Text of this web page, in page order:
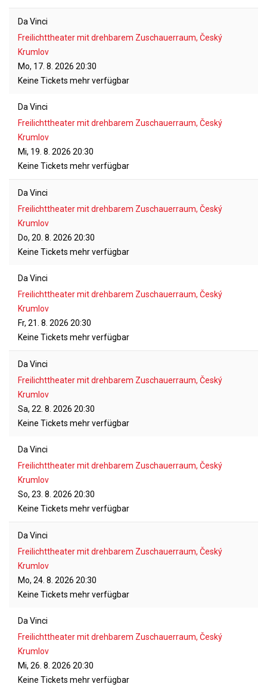
Da Vinci
Freilichttheater mit drehbarem Zuschauerraum, Český
Krumlov
Mo, 17. 8. 2026 20:30
Keine Tickets mehr verfügbar
Da Vinci
Freilichttheater mit drehbarem Zuschauerraum, Český
Krumlov
Mi, 19. 8. 2026 20:30
Keine Tickets mehr verfügbar
Da Vinci
Freilichttheater mit drehbarem Zuschauerraum, Český
Krumlov
Do, 20. 8. 2026 20:30
Keine Tickets mehr verfügbar
Da Vinci
Freilichttheater mit drehbarem Zuschauerraum, Český
Krumlov
Fr, 21. 8. 2026 20:30
Keine Tickets mehr verfügbar
Da Vinci
Freilichttheater mit drehbarem Zuschauerraum, Český
Krumlov
Sa, 22. 8. 2026 20:30
Keine Tickets mehr verfügbar
Da Vinci
Freilichttheater mit drehbarem Zuschauerraum, Český
Krumlov
So, 23. 8. 2026 20:30
Keine Tickets mehr verfügbar
Da Vinci
Freilichttheater mit drehbarem Zuschauerraum, Český
Krumlov
Mo, 24. 8. 2026 20:30
Keine Tickets mehr verfügbar
Da Vinci
Freilichttheater mit drehbarem Zuschauerraum, Český
Krumlov
Mi, 26. 8. 2026 20:30
Keine Tickets mehr verfügbar